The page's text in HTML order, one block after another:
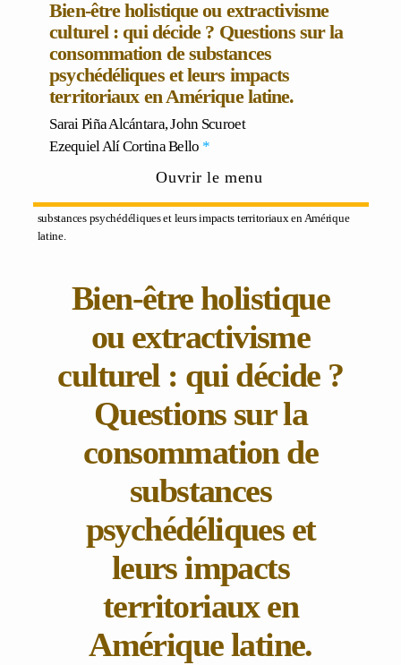
Bien-être holistique ou extractivisme
culturel : qui décide ? Questions sur la
consommation de substances
psychédéliques et leurs impacts
territoriaux en Amérique latine.
Sarai Piña Alcántara,John Scuroet
Ezequiel Alí Cortina Bello *
Ouvrir le menu
Vol 8 No 16 (2025)"Discrepancias" Bien-être holistique ou
extractivisme culturel : qui décide ? Questions sur la consommation de
substances psychédéliques et leurs impacts territoriaux en Amérique
latine.
Bien-être holistique
ou extractivisme
culturel : qui décide ?
Questions sur la
consommation de
substances
psychédéliques et
leurs impacts
territoriaux en
Amérique latine.